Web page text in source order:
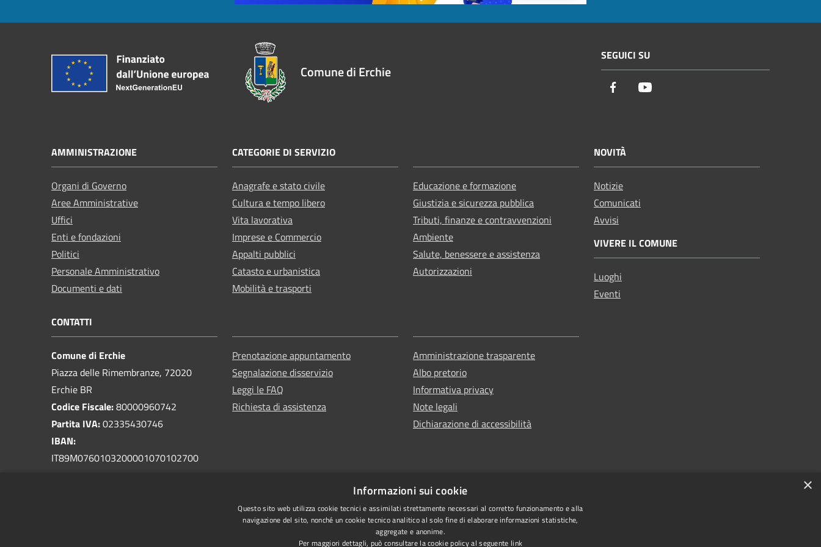
Comune di Erchie
SEGUICI SU
Facebook
AMMINISTRAZIONE
Organi di Governo
Aree Amministrative
Uffici
Enti e fondazioni
Politici
Personale Amministrativo
Documenti e dati
CATEGORIE DI SERVIZIO
Anagrafe e stato civile
Cultura e tempo libero
Vita lavorativa
Imprese e Commercio
Appalti pubblici
Catasto e urbanistica
Mobilità e trasporti
Educazione e formazione
Giustizia e sicurezza pubblica
Tributi, finanze e contravvenzioni
Ambiente
Salute, benessere e assistenza
Autorizzazioni
NOVITÀ
Notizie
Comunicati
Avvisi
VIVERE IL COMUNE
Luoghi
Eventi
CONTATTI
Comune di Erchie
Piazza delle Rimembranze, 72020
Erchie BR
Codice Fiscale:80000960742
Partita IVA:02335430746
IBAN:
IT89M0760103200001070102700
Prenotazione appuntamento
Segnalazione disservizio
Leggi le FAQ
Richiesta di assistenza
Amministrazione trasparente
Albo pretorio
Informativa privacy
Note legali
Dichiarazione di accessibilità
×
Informazioni sui cookie
Questo sito web utilizza cookie tecnici e assimilati strettamente necessari al corretto funzionamento e alla
navigazione del sito, nonché un cookie tecnico analitico al solo fine di elaborare informazioni statistiche,
aggregate e anonime.
Per maggiori dettagli, può consultare la cookie policy al seguente link